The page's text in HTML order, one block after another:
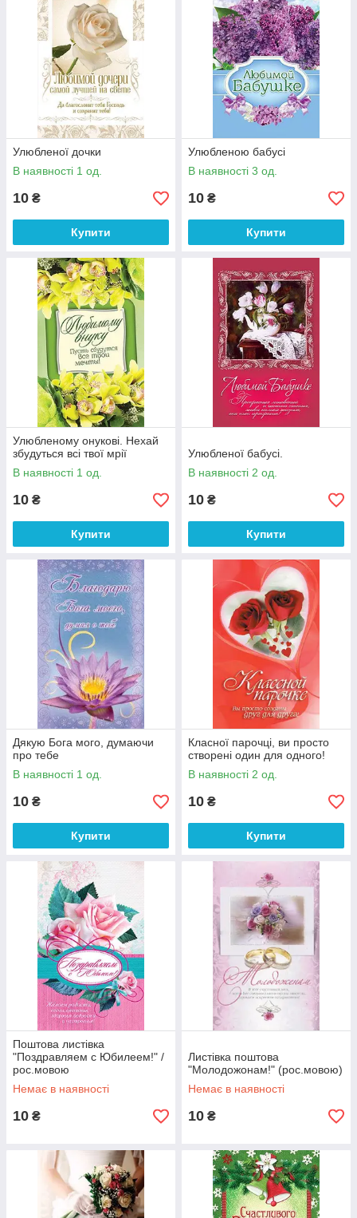
Улюбленої дочки
В наявності 1 од.
10 ₴
Купити
Улюбленою бабусі
В наявності 3 од.
10 ₴
Купити
Улюбленому онукові. Нехай
збудуться всі твої мрії
В наявності 1 од.
10 ₴
Купити
Улюбленої бабусі.
В наявності 2 од.
10 ₴
Купити
Дякую Бога мого, думаючи
про тебе
В наявності 1 од.
10 ₴
Купити
Класної парочці, ви просто
створені один для одного!
В наявності 2 од.
10 ₴
Купити
Поштова листівка
"Поздравляем с Юбилеем!" /
рос.мовою
Немає в наявності
10 ₴
Листівка поштова
"Молодожонам!" (рос.мовою)
Немає в наявності
10 ₴